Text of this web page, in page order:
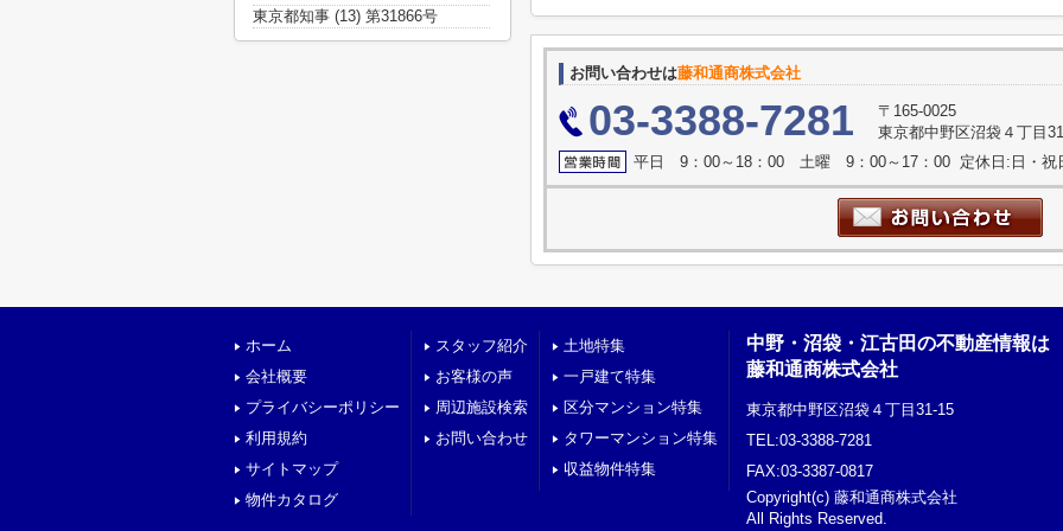
お問い合わせは藤和通商株式会社
03-3388-7281
〒165-0025
東京都中野区沼袋４丁目
平日 9：00～18：00 土曜 9：00～17：00 定休日:日・祝
東京都知事 (13) 第31866号
ホーム
会社概要
プライバシーポリシー
利用規約
サイトマップ
物件カタログ
スタッフ紹介
お客様の声
周辺施設検索
お問い合わせ
土地特集
一戸建て特集
区分マンション特集
タワーマンション特集
収益物件特集
中野・沼袋・江古田の不動産情報は
藤和通商株式会社
東京都中野区沼袋４丁目31-15
TEL:03-3388-7281
FAX:03-3387-0817
Copyright(c) 藤和通商株式会社
All Rights Reserved.